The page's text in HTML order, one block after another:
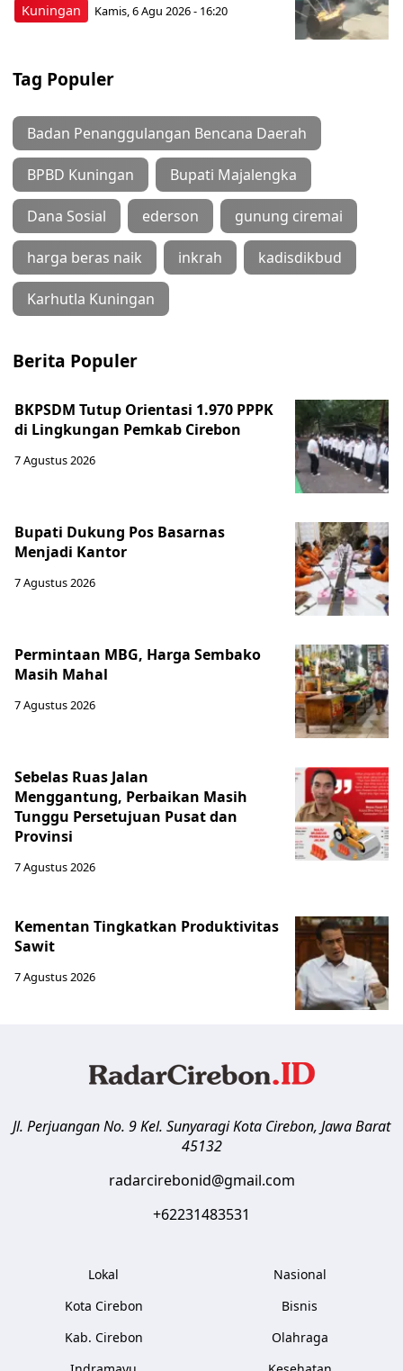
Kuningan Kamis, 6 Agu 2026 - 16:20
Tag Populer
Badan Penanggulangan Bencana Daerah
BPBD Kuningan Bupati Majalengka
Dana Sosial ederson gunung ciremai
harga beras naik inkrah kadisdikbud
Karhutla Kuningan
Berita Populer
BKPSDM Tutup Orientasi 1.970 PPPK
di Lingkungan Pemkab Cirebon
7 Agustus 2026
Bupati Dukung Pos Basarnas
Menjadi Kantor
7 Agustus 2026
Permintaan MBG, Harga Sembako
Masih Mahal
7 Agustus 2026
Sebelas Ruas Jalan
Menggantung, Perbaikan Masih
Tunggu Persetujuan Pusat dan
Provinsi
7 Agustus 2026
Kementan Tingkatkan Produktivitas
Sawit
7 Agustus 2026
Jl. Perjuangan No. 9 Kel. SunyaragiKota Cirebon, Jawa Barat
45132
radarcirebonid@gmail.com
+62231483531
Lokal
Kota Cirebon
Kab. Cirebon
Nasional
Bisnis
Olahraga